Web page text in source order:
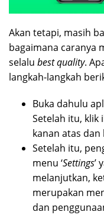
Akan tetapi, masih
bagaimana caranya
selalu best quality.
langkah-langkah
Buka dahulu
Setelah itu, klik
kanan atas dan
Setelah itu,
menu ‘Settings’
melanjutkan,
merupakan
dan